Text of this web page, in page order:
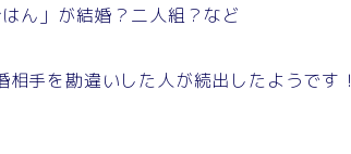
ん」が結婚？二人組？など
手を勘違いした人が続出したようです！